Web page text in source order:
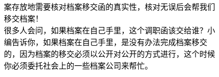
案存放地需要核对档案移交函的真实性，核对无误后会帮我们
移交档案！
很多人会问，如果档案在自己手里，这个调职函该交给谁？小
编告诉你，如果档案在自己手里，是没有办法完成档案移交
的，因为档案的移交必须以公开对公开的方式进行，这个时候
你必须委托社会上的一些档案公司来帮忙。